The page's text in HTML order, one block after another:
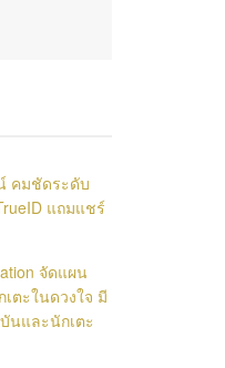
คมชัดระดับ
แถมแชร์
จัดแผน
ตะในดวงใจ มี
นและนักเตะ